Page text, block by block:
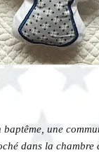
une
dans la chambre